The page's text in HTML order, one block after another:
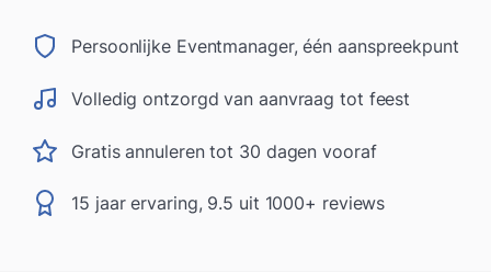
Persoonlijke Eventmanager, één aanspreekpunt
Volledig ontzorgd van aanvraag tot feest
Gratis annuleren tot 30 dagen vooraf
15 jaar ervaring, 9.5 uit 1000+ reviews